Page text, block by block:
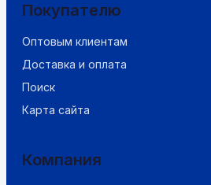
Покупателю
Оптовым клиентам
Доставка и оплата
Поиск
Карта сайта
Компания